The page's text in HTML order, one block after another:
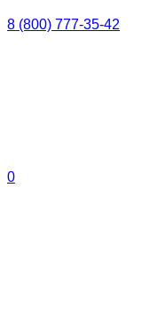
8 (800) 777-35-42
0